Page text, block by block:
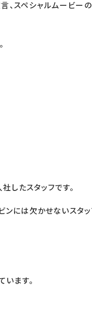
、スペシャルムービー
したスタッフです。
には欠かせないスタッ
ます。